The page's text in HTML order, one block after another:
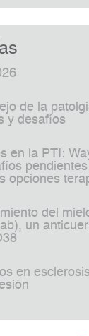
de la
y desafíos
en la PTI:
opciones
del
un
en